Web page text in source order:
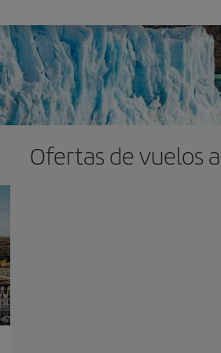
Ofertas de vuelos